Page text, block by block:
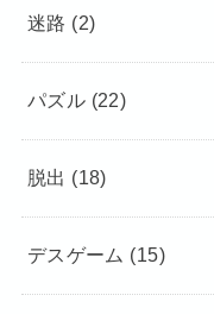
迷路 (2)
パズル (22)
脱出 (18)
デスゲーム (15)